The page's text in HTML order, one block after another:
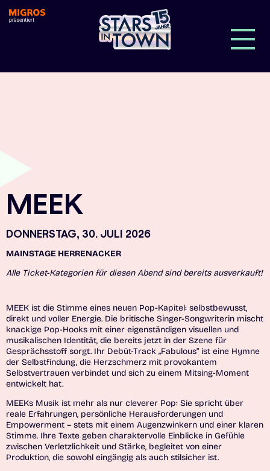
MEEK
DONNERSTAG, 30. JULI 2026
MAINSTAGE HERRENACKER
Alle Ticket-Kategorien für diesen Abend sind bereits ausverkauft!
MEEK ist die Stimme eines neuen Pop-Kapitel: selbstbewusst,
direkt und voller Energie. Die britische Singer-Songwriterin mischt
knackige Pop-Hooks mit einer eigenständigen visuellen und
musikalischen Identität, die bereits jetzt in der Szene für
Gesprächsstoff sorgt. Ihr Debüt-Track „Fabulous“ ist eine Hymne
der Selbstfindung, die Herzschmerz mit provokantem
Selbstvertrauen verbindet und sich zu einem Mitsing-Moment
entwickelt hat.
MEEKs Musik ist mehr als nur cleverer Pop: Sie spricht über
reale Erfahrungen, persönliche Herausforderungen und
Empowerment – stets mit einem Augenzwinkern und einer klaren
Stimme. Ihre Texte geben charaktervolle Einblicke in Gefühle
zwischen Verletzlichkeit und Stärke, begleitet von einer
Produktion, die sowohl eingängig als auch stilsicher ist.